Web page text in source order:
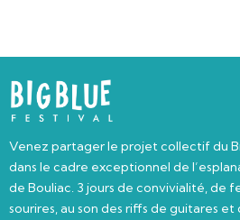
Venez partager le projet collectif du
dans le cadre exceptionnel de
de Bouliac. 3 jours de convivialité, de
sourires, au son des riffs de guitares